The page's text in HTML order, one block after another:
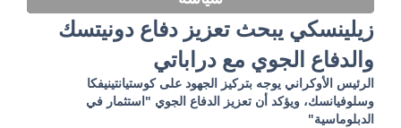
زيلينسكي يبحث تعزيز دفاع دونيتسك
والدفاع الجوي مع دراباتي
الرئيس الأوكراني يوجه بتركيز الجهود على كوستيانتينيفكا
وسلوفيانسك، ويؤكد أن تعزيز الدفاع الجوي "استثمار في
الدبلوماسية"